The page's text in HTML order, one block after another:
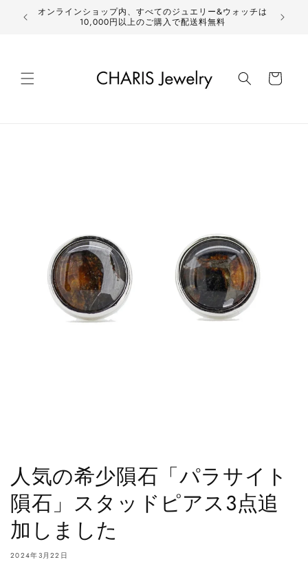
ンツにオンラインショップ内、すべてのジュエリー&ウォッチは
10,000円以上のご購入で配送料無料
ー
人気の希少隕石「パラサイト
隕石」スタッドピアス3点追
加しました
2024年3月22日